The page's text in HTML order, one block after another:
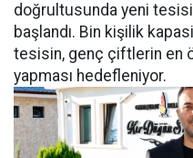
doğrultusunda yeni
başlandı. Bin kişilik
tesisin, genç çiftlerin en
yapması hedefleniyor.